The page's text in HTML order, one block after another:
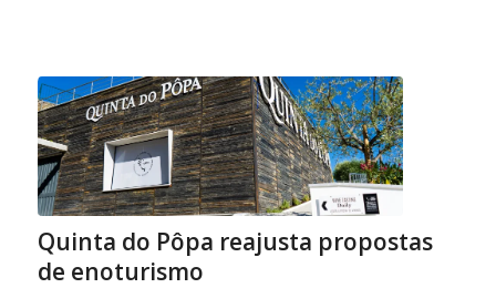
Quinta do Pôpa reajusta propostas
de enoturismo